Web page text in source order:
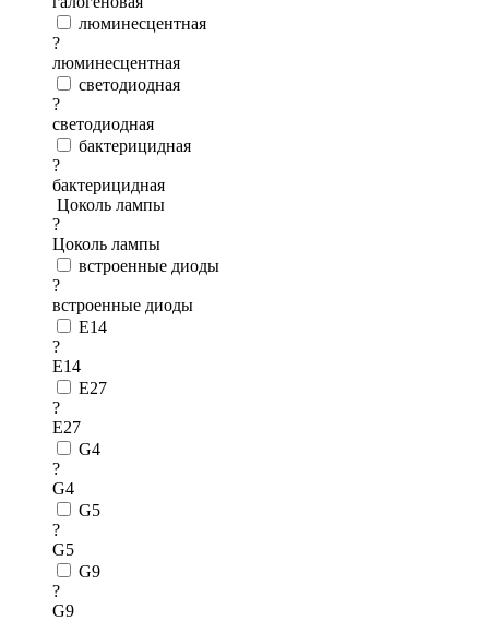
люминесцентная
?
люминесцентная
светодиодная
?
светодиодная
бактерицидная
?
бактерицидная
Цоколь лампы
?
Цоколь лампы
встроенные диоды
?
встроенные диоды
E14
?
E14
E27
?
E27
G4
?
G4
G5
?
G5
G9
?
G9